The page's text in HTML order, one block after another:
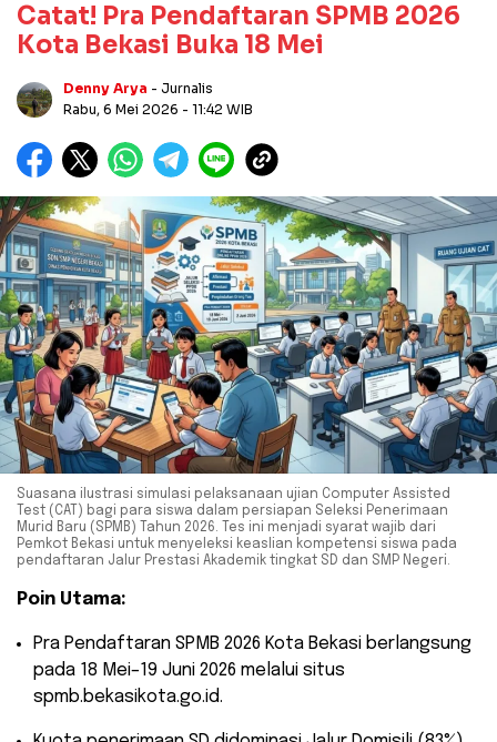
Catat! Pra Pendaftaran SPMB 2026
Kota Bekasi Buka 18 Mei
Denny Arya - Jurnalis
Rabu, 6 Mei 2026 - 11:42 WIB
Suasana ilustrasi simulasi pelaksanaan ujian Computer Assisted
Test (CAT) bagi para siswa dalam persiapan Seleksi Penerimaan
Murid Baru (SPMB) Tahun 2026. Tes ini menjadi syarat wajib dari
Pemkot Bekasi untuk menyeleksi keaslian kompetensi siswa pada
pendaftaran Jalur Prestasi Akademik tingkat SD dan SMP Negeri.
Poin Utama:
​Pra Pendaftaran SPMB 2026 Kota Bekasi berlangsung
pada 18 Mei–19 Juni 2026 melalui situs
spmb.bekasikota.go.id.